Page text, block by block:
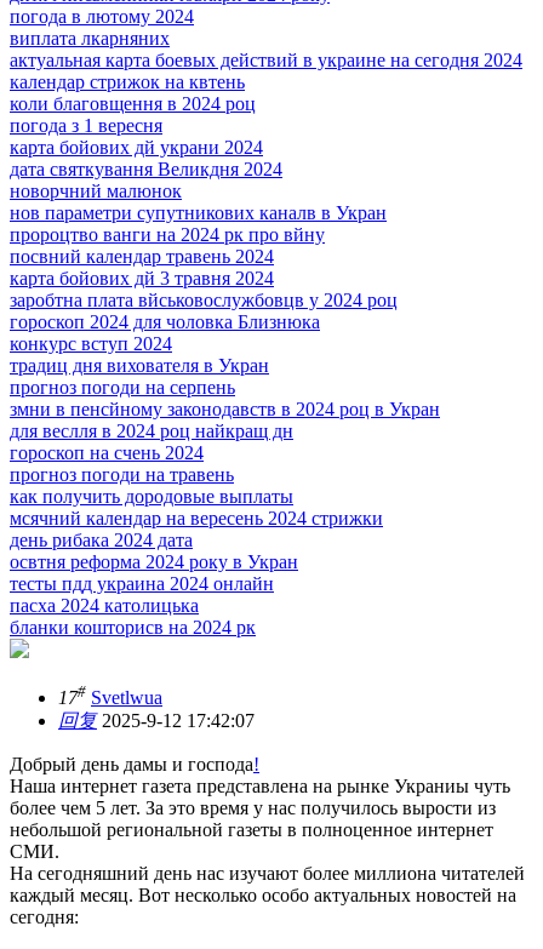
погода в лютому 2024
виплата лкарняних
актуальная карта боевых действий в украине на сегодня 2024
календар стрижок на квтень
коли благовщення в 2024 роц
погода з 1 вересня
карта бойових дй украни 2024
дата святкування Великдня 2024
новорчний малюнок
нов параметри супутникових каналв в Укран
пророцтво ванги на 2024 рк про вйну
посвний календар травень 2024
карта бойових дй 3 травня 2024
заробтна плата вйськовослужбовцв у 2024 роц
гороскоп 2024 для чоловка Близнюка
конкурс вступ 2024
традиц дня вихователя в Укран
прогноз погоди на серпень
змни в пенсйному законодавств в 2024 роц в Укран
для веслля в 2024 роц найкращ дн
гороскоп на счень 2024
прогноз погоди на травень
как получить дородовые выплаты
мсячний календар на вересень 2024 стрижки
день рибака 2024 дата
освтня реформа 2024 року в Укран
тесты пдд украина 2024 онлайн
пасха 2024 католицька
бланки кошторисв на 2024 рк
17# Svetlwua
回复2025-9-12 17:42:07
Добрый день дамы и господа!
Наша интернет газета представлена на рынке Украниы чуть
более чем 5 лет. За это время у нас получилось вырости из
небольшой региональной газеты в полноценное интернет
СМИ.
На сегодняшний день нас изучают более миллиона читателей
каждый месяц. Вот несколько особо актуальных новостей на
сегодня: